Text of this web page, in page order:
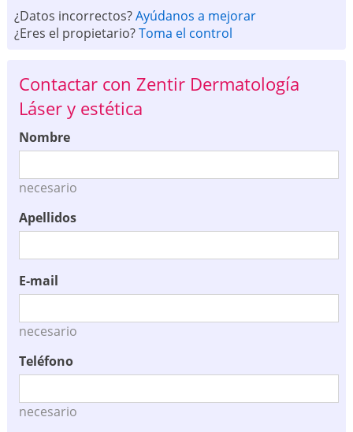
¿Datos incorrectos?Ayúdanos a mejorar
¿Eres el propietario?Toma el control
Contactar con Zentir Dermatología
Láser y estética
Nombre
necesario
Apellidos
E-mail
necesario
Teléfono
necesario